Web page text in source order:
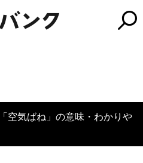
「空気ばね」の意味・わかりや